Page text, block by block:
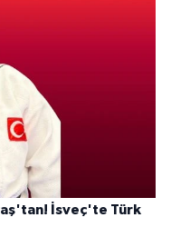
İsveç'te Türk